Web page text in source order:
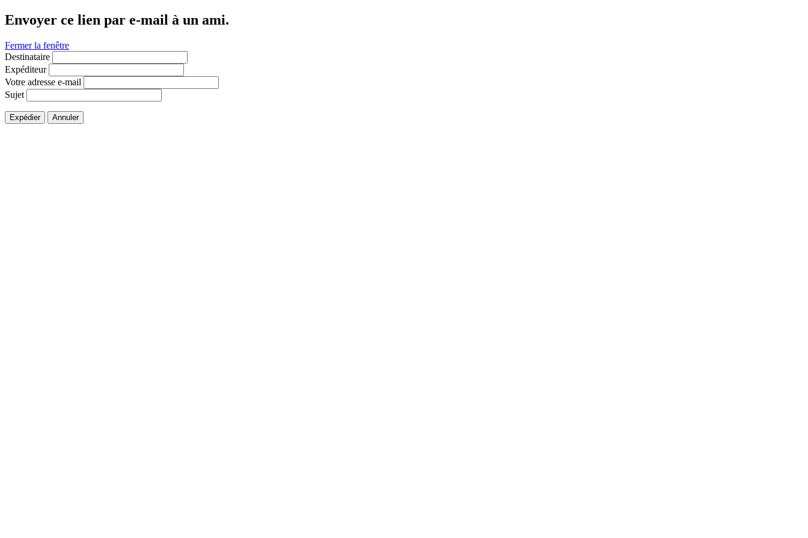
Envoyer ce lien par e-mail à un ami.
Fermer la fenêtre
Destinataire
Expéditeur
Votre adresse e-mail
Sujet
Expédier Annuler